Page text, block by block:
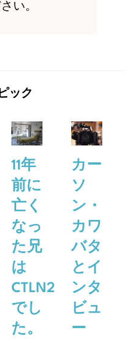
い。
ック
11年
前に
亡く
なっ
た兄
は
CTLN2
でし
た。
カー
ソ
ン・
カワ
バタ
とイ
ンタ
ビュ
ー